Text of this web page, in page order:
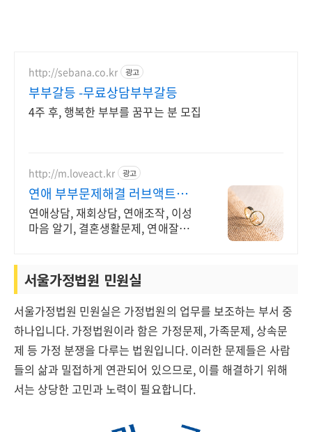
http://sebana.co.kr 광고
부부갈등 -무료상담부부갈등
4주 후, 행복한 부부를 꿈꾸는 분 모집
http://m.loveact.kr 광고
연애 부부문제해결 러브액트
2011년 개업 12년 전통
연애상담, 재회상담, 연애조작, 이성
마음 알기, 결혼생활문제, 연애잘하는
탁드립니다.
서울가정법원 민원실
서울가정법원 민원실은 가정법원의 업무를 보조하는 부서 중
하나입니다. 가정법원이라 함은 가정문제, 가족문제, 상속문
제 등 가정 분쟁을 다루는 법원입니다. 이러한 문제들은 사람
들의 삶과 밀접하게 연관되어 있으므로, 이를 해결하기 위해
서는 상당한 고민과 노력이 필요합니다.